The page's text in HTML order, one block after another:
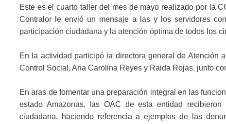
Este es el cuarto taller del mes de mayo realizado por la
Contralor le envió un mensaje a las y los servidores
participación ciudadana y la atención óptima de todos los
En la actividad participó la directora general de Atención
Control Social, Ana Carolina Reyes y Raida Rojas, junto
En aras de fomentar una preparación integral en las
estado Amazonas, las OAC de esta entidad
ciudadana, haciendo referencia a ejemplos de las